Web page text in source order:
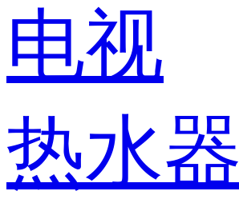
电视
热水器